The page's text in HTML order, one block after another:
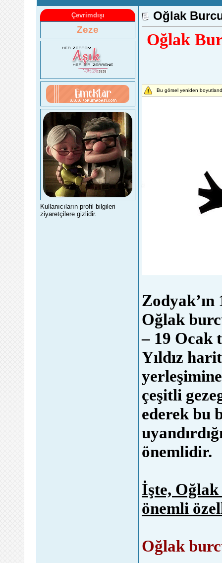
Çevrimdışı
Zeze
Kullanıcıların profil bilgileri
ziyaretçilere gizlidir.
Oğlak
Oğlak
Bu görsel yeniden
Oğlak
– 19 Ocak
Yıldız
çeşitli
ederek bu
önemlidir.
İşte,
önemli
Oğlak